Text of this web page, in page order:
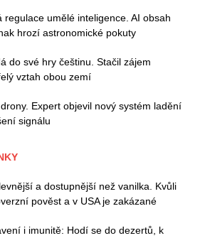
regulace umělé inteligence. AI obsah
hrozí astronomické pokuty
do své hry češtinu. Stačil zájem
vztah obou zemí
Expert objevil nový systém ladění
signálu
a dostupnější než vanilka. Kvůli
pověst a v USA je zakázané
i imunitě: Hodí se do dezertů, k